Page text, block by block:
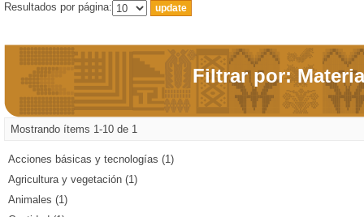
Resultados por página:
Filtrar por: Materia
Mostrando ítems 1-10 de 1
Acciones básicas y tecnologías (1)
Agricultura y vegetación (1)
Animales (1)